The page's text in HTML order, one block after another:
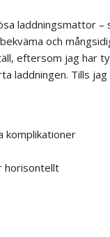
laddningsmattor –
och
eftersom jag har
Tills jag
komplikationer
horisontellt